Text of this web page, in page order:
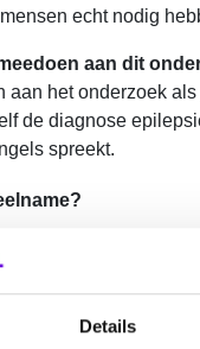
Details
echt nodig
aan dit
aan het onderzoek
de diagnose
spreekt.
of Engels